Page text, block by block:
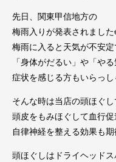
先日、関東甲信地方の
梅雨入りが発表されました
梅雨に入ると天気が不安
「身体がだるい」や「や
症状を感じる方もいらっ
そんな時は当店の頭ほぐし
頭皮をもみほぐして血行
自律神経を整える効果も
頭ほぐしはドライヘッド